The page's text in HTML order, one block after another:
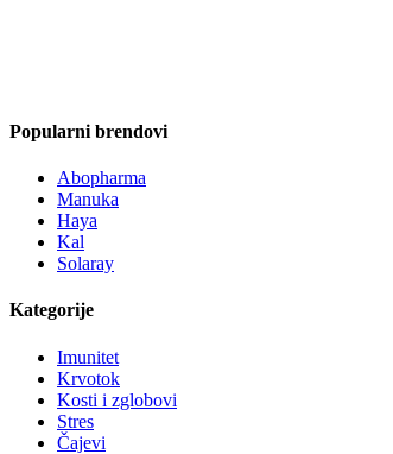
Popularni brendovi
Abopharma
Manuka
Haya
Kal
Solaray
Kategorije
Imunitet
Krvotok
Kosti i zglobovi
Stres
Čajevi